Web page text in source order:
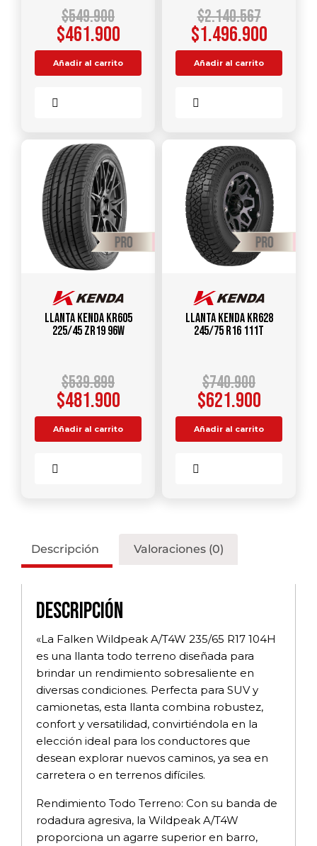
$549.900
$461.900
Añadir al carrito
$2.140.567
$1.496.900
Añadir al carrito
Llanta KENDA KR605
225/45 ZR19 96W
$539.899
$481.900
Añadir al carrito
Llanta KENDA KR628
245/75 R16 111T
$740.900
$621.900
Añadir al carrito
Descripción Valoraciones (0)
Descripción
«La Falken Wildpeak A/T4W 235/65 R17 104H
es una llanta todo terreno diseñada para
brindar un rendimiento sobresaliente en
diversas condiciones. Perfecta para SUV y
camionetas, esta llanta combina robustez,
confort y versatilidad, convirtiéndola en la
elección ideal para los conductores que
desean explorar nuevos caminos, ya sea en
carretera o en terrenos difíciles.
Rendimiento Todo Terreno: Con su banda de
rodadura agresiva, la Wildpeak A/T4W
proporciona un agarre superior en barro,